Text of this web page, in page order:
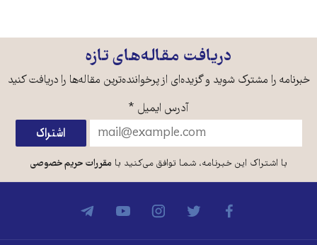
دریافت مقاله‌های تازه
خبرنامه را مشترک شوید و گزیده‌ای از پرخواننده‌ترین مقاله‌ها را دریافت کنید
آدرس ایمیل *
با اشتراک این خبرنامه، شما توافق می‌کنید بامقررات حریم خصوصی